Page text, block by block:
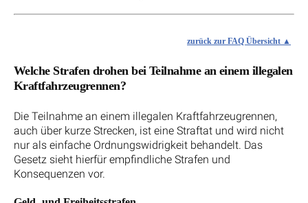
zurück zur FAQ Übersicht
Welche Strafen drohen bei Teilnahme an einem illegalen
Kraftfahrzeugrennen?
Die Teilnahme an einem illegalen Kraftfahrzeugrennen,
auch über kurze Strecken, ist eine Straftat und wird nicht
nur als einfache Ordnungswidrigkeit behandelt. Das
Gesetz sieht hierfür empfindliche Strafen und
Konsequenzen vor.